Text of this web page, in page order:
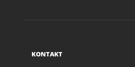
KONTAKT